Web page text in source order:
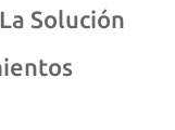
Solución